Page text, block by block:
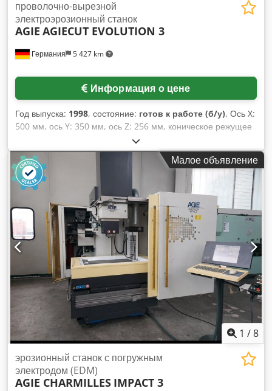
Германия 5 427 km
проволочно-вырезной
электроэрозионный станок
AGIE AGIECUT EVOLUTION 3
Информация о цене
Год выпуска: 1998, состояние: готов к работе (б/у), Ось X:
500 мм, ось Y: 350 мм, ось Z: 256 мм, коническое режущее
устройство: U=70 мм, V=70 мм, подключаемая мощность: 9
кВА, номинальный ток: 13,1 А, вес: 4,4 т, оснащение:
автоматическая заправка проволоки, опускаемый водяной
бак, универсальная зажимная рама, ручной пульт,
AgieSetup 3D с автоматической компенсацией положения
заготовки, промывочный пистолет, бумажный свечной
фильтр и программное обеспечение Lei/Wirecut с ключом-
донглом. Dsdpozadkxefx Alyekr
Малое объявление
1 /8
эрозионный станок с погружным
электродом (EDM)
AGIE CHARMILLES IMPACT 3